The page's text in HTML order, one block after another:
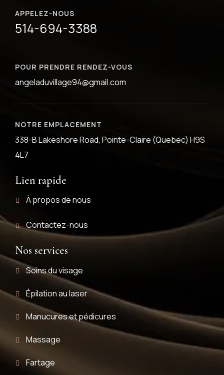
APPELEZ-NOUS
514-694-3388
POUR PRENDRE RENDEZ-VOUS
angeladuvillage94@gmail.com
NOTRE EMPLACEMENT
338-B Lakeshore Road, Pointe-Claire (Quebec) H9S
4L7
Lien rapide
À propos de nous
Contactez-nous
Nos services
Soins du visage
Épilation au laser
Manucures et pédicures
Massage
Fartage